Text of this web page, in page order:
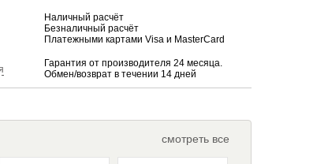
Наличный расчёт
Безналичный расчёт
Платежными картами Visa и MasterCard
Гарантия от производителя 24 месяца.
Обмен/возврат в течении 14 дней
смотреть все